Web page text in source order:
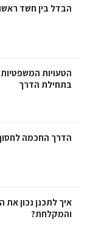
הבדל בין חשד
הטעויות
בתחילת הדרך
הדרך החכמה
איך לתכנן נכון
והמקלחת?